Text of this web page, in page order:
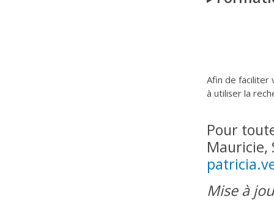
Afin de faciliter
à utiliser la
Pour
Mauricie,
Mise à